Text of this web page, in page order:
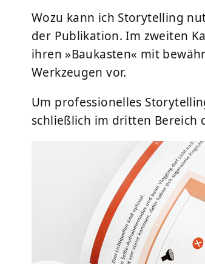
Wozu kann ich Storytelling
der Publikation. Im zweiten
ihren »Baukasten« mit
Werkzeugen vor.
Um professionelles
schließlich im dritten Bereich